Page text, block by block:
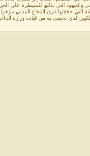
التي بذلتها للسيطرة على
التي حققتها فرق الدفاع المدني
الذي تحضى به من قيادة وزارة